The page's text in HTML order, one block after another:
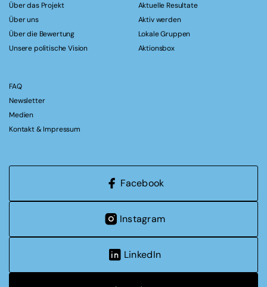
Über das Projekt
Über uns
Über die Bewertung
Unsere politische Vision
Aktuelle Resultate
Aktiv werden
Lokale Gruppen
Aktionsbox
FAQ
Newsletter
Medien
Kontakt & Impressum
Facebook
Instagram
LinkedIn